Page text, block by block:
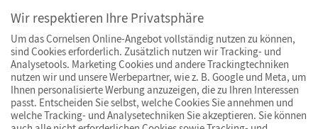
Wir respektieren Ihre Privatsphäre
Um das Cornelsen Online-Angebot vollständig nutzen zu können,
sind Cookies erforderlich. Zusätzlich nutzen wir Tracking- und
Analysetools. Marketing Cookies und andere Trackingtechniken
nutzen wir und unsere Werbepartner, wie z. B. Google und Meta, um
Ihnen personalisierte Werbung anzuzeigen, die zu Ihren Interessen
passt. Entscheiden Sie selbst, welche Cookies Sie annehmen und
welche Tracking- und Analysetechniken Sie akzeptieren. Sie können